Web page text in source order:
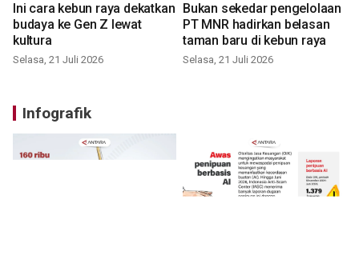
Ini cara kebun raya dekatkan
budaya ke Gen Z lewat
kultura
Selasa, 21 Juli 2026
Bukan sekedar pengelolaan
PT MNR hadirkan belasan
taman baru di kebun raya
Selasa, 21 Juli 2026
Infografik